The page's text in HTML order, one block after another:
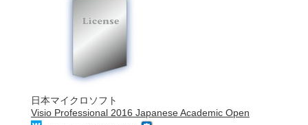
日本マイクロソフト
Visio Professional 2016 Japanese Academic Open